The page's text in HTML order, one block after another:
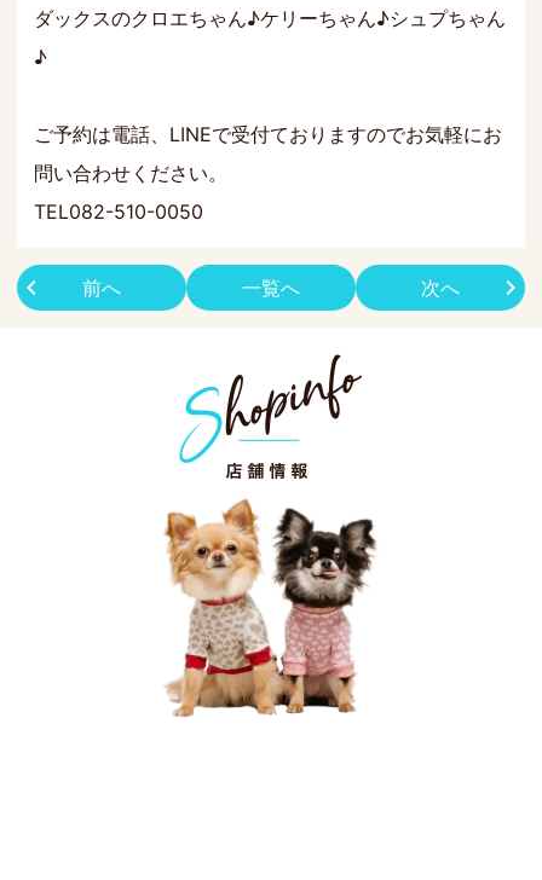
ダックスのクロエちゃん♪ケリーちゃん♪シュプちゃん
♪
ご予約は電話、LINEで受付ておりますのでお気軽にお
問い合わせください。
TEL082-510-0050
前へ 次へ
一覧へ